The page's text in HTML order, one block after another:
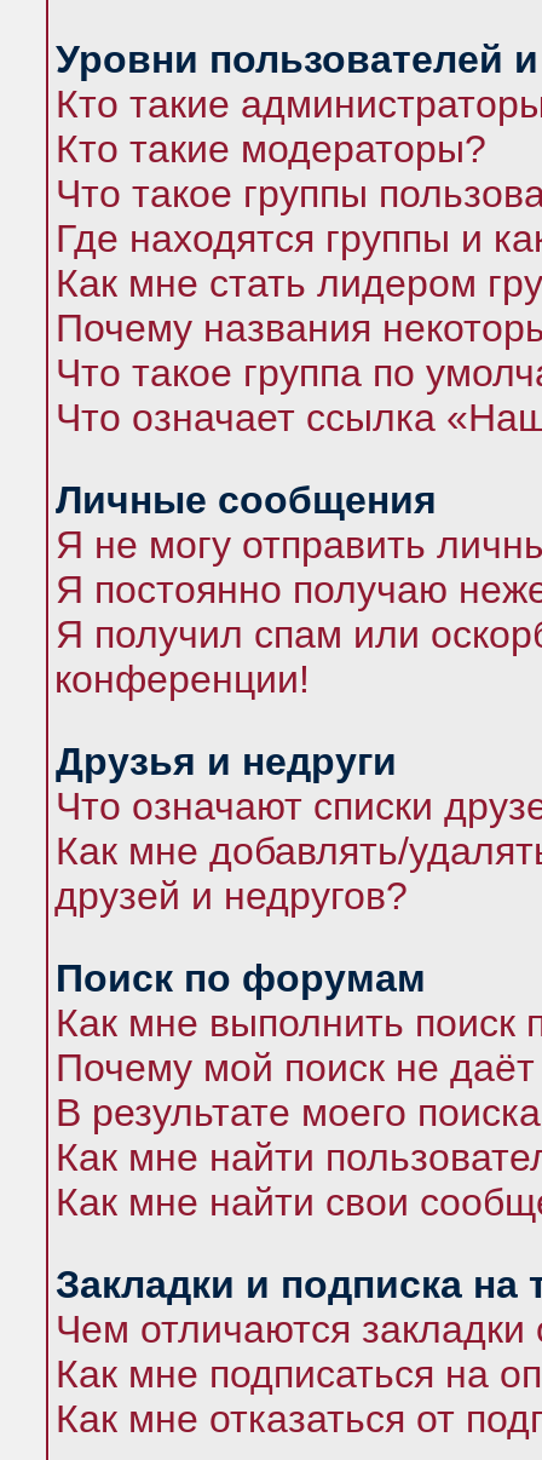
Уровни пользователей
Кто такие
Кто такие модераторы?
Что такое группы
Где находятся группы и
Как мне стать лидером
Почему названия
Что такое группа по
Что означает ссылка
Личные сообщения
Я не могу отправить
Я постоянно получаю
Я получил спам или
конференции!
Друзья и недруги
Что означают списки
Как мне добавлять/
друзей и недругов?
Поиск по форумам
Как мне выполнить
Почему мой поиск не даёт
В результате моего
Как мне найти
Как мне найти свои
Закладки и подписка на
Чем отличаются закладки
Как мне подписаться на
Как мне отказаться от